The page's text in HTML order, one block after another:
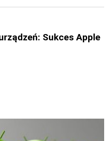
Sukces Apple